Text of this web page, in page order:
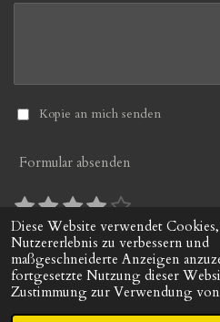
Diese Website verwendet
Nutzererlebnis zu verbessern und
maßgeschneiderte Anzeigen
fortgesetzte Nutzung dieser
Zustimmung zur Verwendung
Kopie an mich senden
Formular absenden
B
e
w
e
r
t
1
S
t
e
r
n
2
S
t
e
r
n
3
S
t
e
r
n
4
S
t
e
r
n
5
S
t
e
r
n
B
e
w
e
r
t
10 Stimmen
© 2022 - 2026 gerds-uhrenshop.de